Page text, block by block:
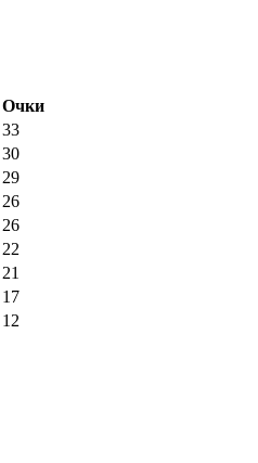
Oчки
33
30
29
26
26
22
21
17
12